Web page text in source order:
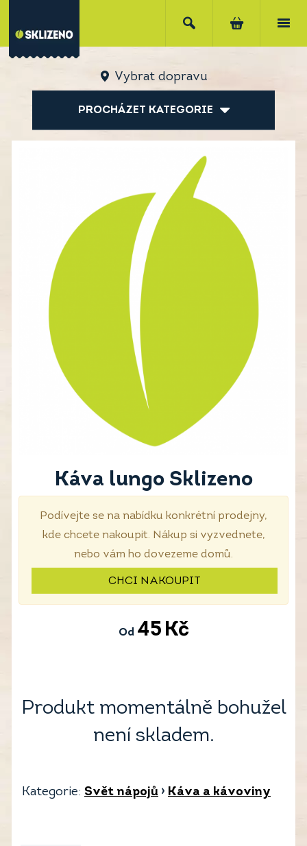
Vybrat dopravu
PROCHÁZET KATEGORIE
Káva lungo Sklizeno
Podívejte se na nabídku konkrétní prodejny,
kde chcete nakoupit. Nákup si vyzvednete,
nebo vám ho dovezeme domů.
CHCI NAKOUPIT
Od 45 Kč
Produkt momentálně bohužel
není skladem.
Kategorie: Svět nápojů › Káva a kávoviny